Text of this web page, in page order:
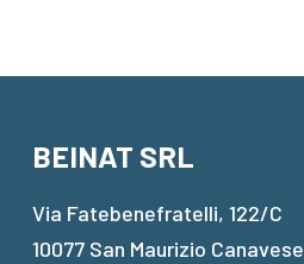
BEINAT SRL
Via Fatebenefratelli, 122/C
10077 San Maurizio Canavese